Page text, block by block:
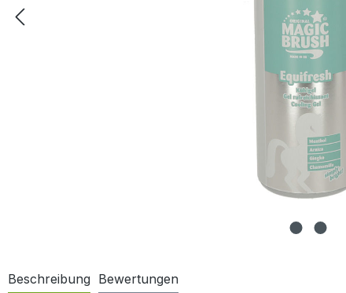
Beschreibung Bewertungen